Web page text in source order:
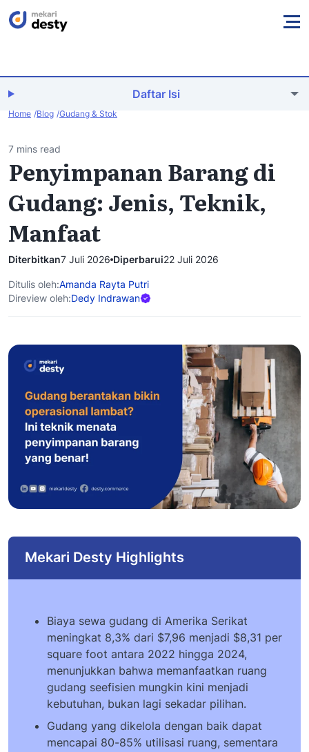
Daftar Isi
Home Blog Gudang & Stok
7 mins read
Penyimpanan Barang di
Gudang: Jenis, Teknik,
Manfaat
Diterbitkan7 Juli 2026 Diperbarui22 Juli 2026
Ditulis oleh:Amanda Rayta Putri
Direview oleh:Dedy Indrawan
Mekari Desty Highlights
Biaya sewa gudang di Amerika Serikat
meningkat 8,3% dari $7,96 menjadi $8,31 per
square foot antara 2022 hingga 2024,
menunjukkan bahwa memanfaatkan ruang
gudang seefisien mungkin kini menjadi
kebutuhan, bukan lagi sekadar pilihan.
Gudang yang dikelola dengan baik dapat
mencapai 80-85% utilisasi ruang, sementara